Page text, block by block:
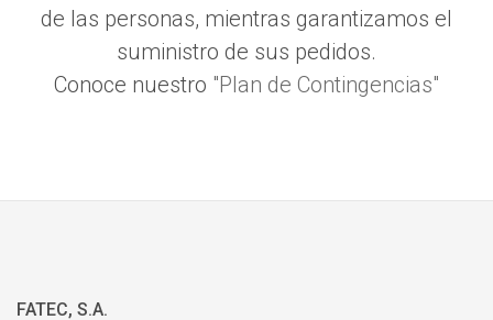
de las personas, mientras garantizamos el
suministro de sus pedidos.
Conoce nuestro "Plan de Contingencias"
FATEC, S.A.